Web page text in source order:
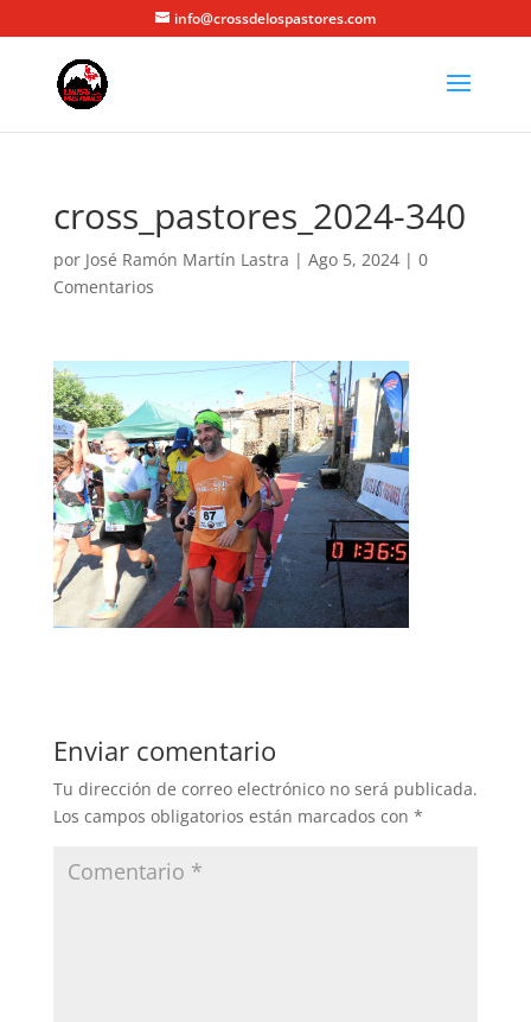
info@crossdelospastores.com
cross_pastores_2024-340
por José Ramón Martín Lastra | Ago 5, 2024| 0
Comentarios
Enviar comentario
Tu dirección de correo electrónico no será publicada.
Los campos obligatorios están marcados con *